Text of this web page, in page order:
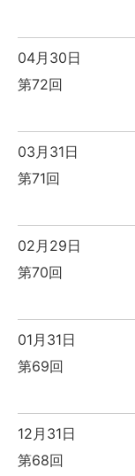
04月30日
第72回
03月31日
第71回
02月29日
第70回
01月31日
第69回
12月31日
第68回